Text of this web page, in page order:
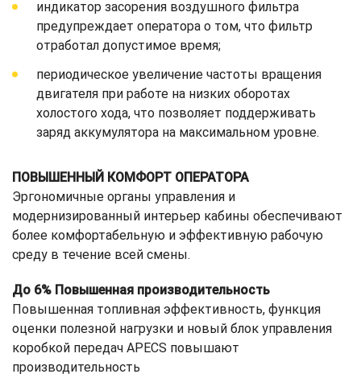
индикатор засорения воздушного фильтра
предупреждает оператора о том, что фильтр
отработал допустимое время;
периодическое увеличение частоты вращения
двигателя при работе на низких оборотах
холостого хода, что позволяет поддерживать
заряд аккумулятора на максимальном уровне.
ПОВЫШЕННЫЙ КОМФОРТ ОПЕРАТОРА
Эргономичные органы управления и
модернизированный интерьер кабины обеспечивают
более комфортабельную и эффективную рабочую
среду в течение всей смены.
До 6% Повышенная производительность
Повышенная топливная эффективность, функция
оценки полезной нагрузки и новый блок управления
коробкой передач APECS повышают
производительность